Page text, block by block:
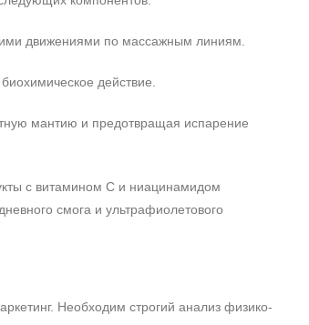
движениями по массажным линиям.
действие.
мантию и предотвращая испарение
с витамином C и ниацинамидом
смога и ультрафиолетового
Необходим строгий анализ физико-